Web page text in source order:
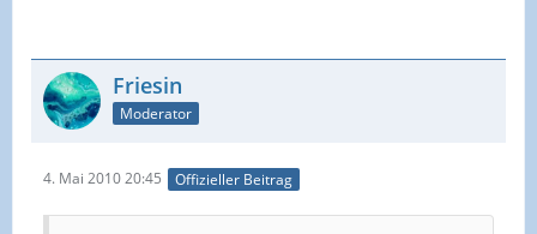
Friesin
Moderator
4. Mai 2010 20:45 Offizieller Beitrag